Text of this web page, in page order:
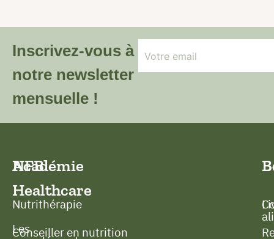
Inscrivez-vous à
notre newsletter
mensuelle !
NFB
Healthcare
Les
Académie
Nutrithérapie
Conseiller en nutrition